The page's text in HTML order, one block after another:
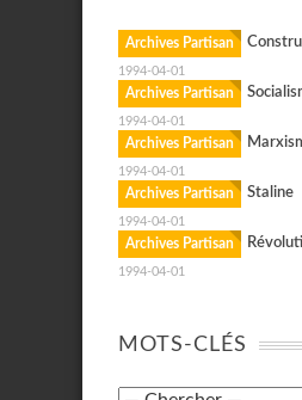
Archives Partisan
1994-04-01
Archives Partisan
1994-04-01
Archives Partisan
1994-04-01
Archives Partisan Staline
1994-04-01
Archives Partisan
1994-04-01
MOTS-CLÉS